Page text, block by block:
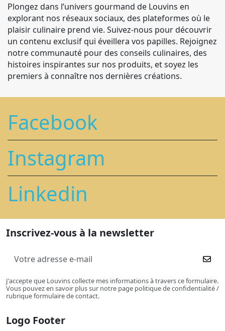
Plongez dans l’univers gourmand de Louvins en
explorant nos réseaux sociaux, des plateformes où le
plaisir culinaire prend vie. Suivez-nous pour découvrir
un contenu exclusif qui éveillera vos papilles. Rejoignez
notre communauté pour des conseils culinaires, des
histoires inspirantes sur nos produits, et soyez les
premiers à connaître nos dernières créations.
Facebook
Instagram
Linkedin
Inscrivez-vous à la newsletter
J'accepte que Louvins collecte mes informations à travers ce formulaire.
Vous pouvez en savoir plus sur notre page politique de confidentialité /
rubrique formulaire de contact.
Logo Footer